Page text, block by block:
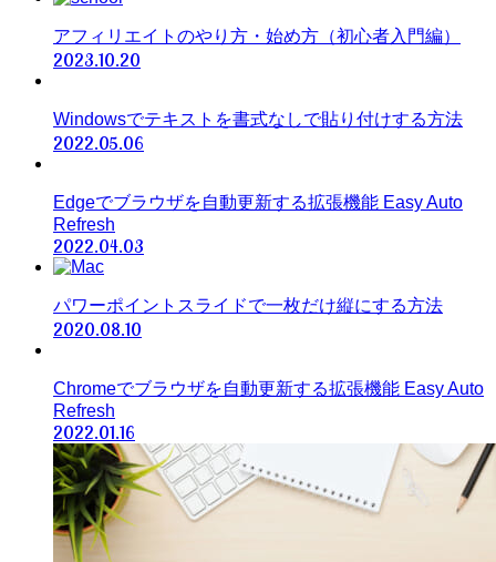
アフィリエイトのやり方・始め方（初心者入門編）
2023.10.20
Windowsでテキストを書式なしで貼り付けする方法
2022.05.06
Edgeでブラウザを自動更新する拡張機能 Easy Auto
Refresh
2022.04.03
パワーポイントスライドで一枚だけ縦にする方法
2020.08.10
Chromeでブラウザを自動更新する拡張機能 Easy Auto
Refresh
2022.01.16